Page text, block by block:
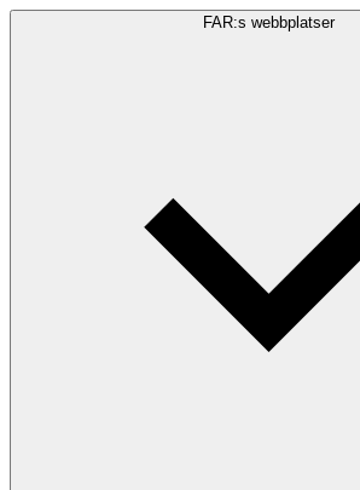
FAR:s webbplatser